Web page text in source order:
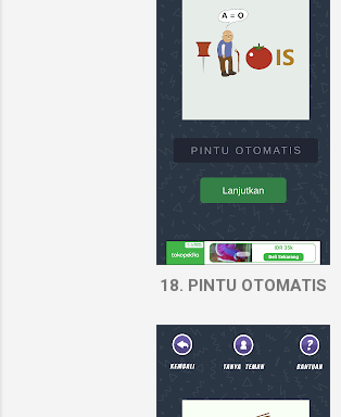
18. PINTU OTOMATIS